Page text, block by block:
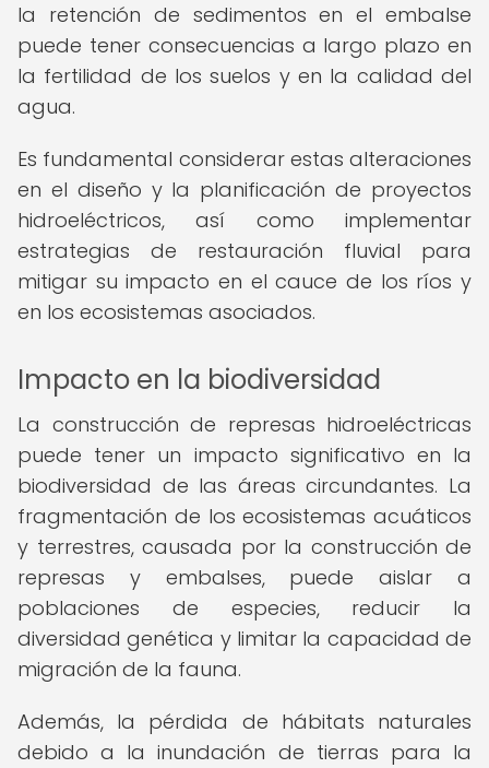
la retención de sedimentos en el embalse
puede tener consecuencias a largo plazo en
la fertilidad de los suelos y en la calidad del
agua.
Es fundamental considerar estas alteraciones
en el diseño y la planificación de proyectos
hidroeléctricos, así como implementar
estrategias de restauración fluvial para
mitigar su impacto en el cauce de los ríos y
en los ecosistemas asociados.
Impacto en la biodiversidad
La construcción de represas hidroeléctricas
puede tener un impacto significativo en la
biodiversidad de las áreas circundantes. La
fragmentación de los ecosistemas acuáticos
y terrestres, causada por la construcción de
represas y embalses, puede aislar a
poblaciones de especies, reducir la
diversidad genética y limitar la capacidad de
migración de la fauna.
Además, la pérdida de hábitats naturales
debido a la inundación de tierras para la